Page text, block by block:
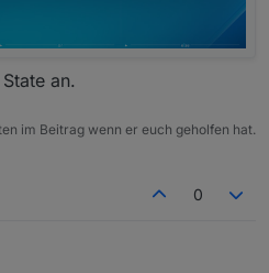
an.
im Beitrag wenn er euch geholfen hat.
0